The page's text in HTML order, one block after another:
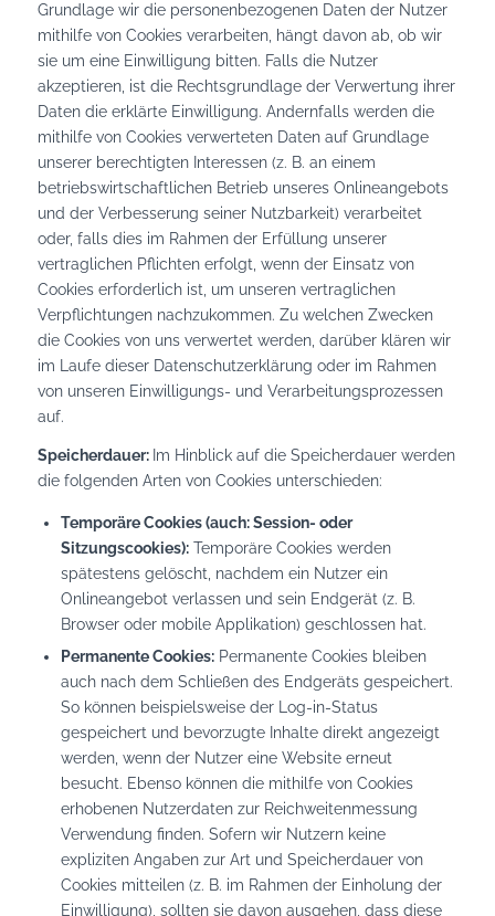
Grundlage wir die personenbezogenen Daten der Nutzer
mithilfe von Cookies verarbeiten, hängt davon ab, ob wir
sie um eine Einwilligung bitten. Falls die Nutzer
akzeptieren, ist die Rechtsgrundlage der Verwertung ihrer
Daten die erklärte Einwilligung. Andernfalls werden die
mithilfe von Cookies verwerteten Daten auf Grundlage
unserer berechtigten Interessen (z. B. an einem
betriebswirtschaftlichen Betrieb unseres Onlineangebots
und der Verbesserung seiner Nutzbarkeit) verarbeitet
oder, falls dies im Rahmen der Erfüllung unserer
vertraglichen Pflichten erfolgt, wenn der Einsatz von
Cookies erforderlich ist, um unseren vertraglichen
Verpflichtungen nachzukommen. Zu welchen Zwecken
die Cookies von uns verwertet werden, darüber klären wir
im Laufe dieser Datenschutzerklärung oder im Rahmen
von unseren Einwilligungs- und Verarbeitungsprozessen
auf.
Speicherdauer: Im Hinblick auf die Speicherdauer werden
die folgenden Arten von Cookies unterschieden:
Temporäre Cookies (auch: Session- oder
Sitzungscookies):Temporäre Cookies werden
spätestens gelöscht, nachdem ein Nutzer ein
Onlineangebot verlassen und sein Endgerät (z. B.
Browser oder mobile Applikation) geschlossen hat.
Permanente Cookies:Permanente Cookies bleiben
auch nach dem Schließen des Endgeräts gespeichert.
So können beispielsweise der Log-in-Status
gespeichert und bevorzugte Inhalte direkt angezeigt
werden, wenn der Nutzer eine Website erneut
besucht. Ebenso können die mithilfe von Cookies
erhobenen Nutzerdaten zur Reichweitenmessung
Verwendung finden. Sofern wir Nutzern keine
expliziten Angaben zur Art und Speicherdauer von
Cookies mitteilen (z. B. im Rahmen der Einholung der
Einwilligung), sollten sie davon ausgehen, dass diese